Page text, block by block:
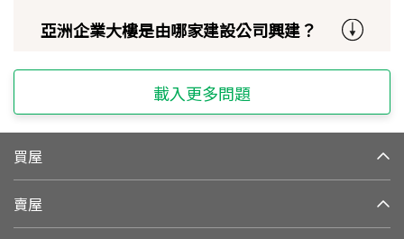
亞洲企業大樓是由哪家建設公司興建？
載入更多問題
買屋
賣屋